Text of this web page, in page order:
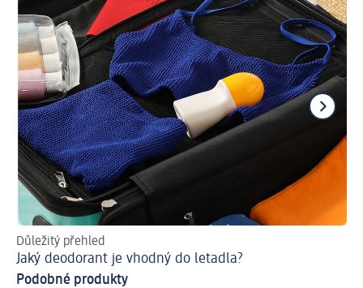
Důležitý přehled
Jaký deodorant je vhodný do letadla?
Podobné produkty